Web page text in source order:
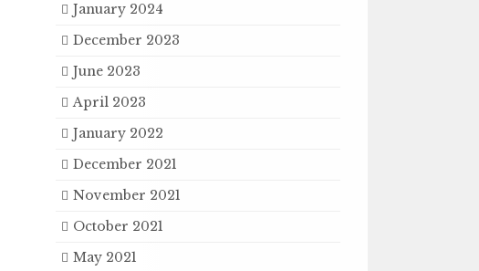
January 2024
December 2023
June 2023
April 2023
January 2022
December 2021
November 2021
October 2021
May 2021